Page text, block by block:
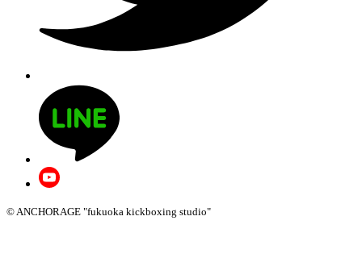
© ANCHORAGE "fukuoka kickboxing studio"